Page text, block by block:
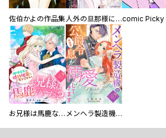
佐伯かよの作品集 人外の旦那様に娶られ毎晩ナカまで愛される…。アンソロジーcomic Picky
お兄様は馬鹿なんですか？～地味王女は婚約破棄に巻き込まれる～ メンヘラ製造機の公爵令息（過保護）が溺愛してきます